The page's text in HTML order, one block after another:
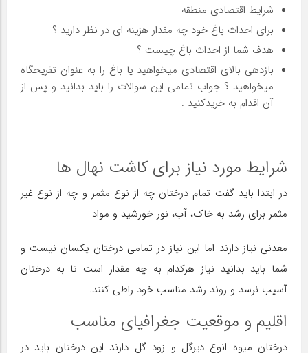
شرایط اقتصادی منطقه
برای احداث باغ خود چه مقدار هزینه ای در نظر دارید ؟
هدف شما از احداث باغ چیست ؟
بازدهی بالای اقتصادی میخواهید یا باغ را به عنوان تفریحگاه
میخواهید ؟ جواب تمامی این سوالات را باید بدانید و پس از
آن اقدام به خریدکنید .
شرایط مورد نیاز برای کاشت نهال ها
در ابتدا باید گفت تمام درختان چه از نوع مثمر و چه از نوع غیر
مثمر برای رشد به خاک، آب، نور خورشید و مواد
معدنی نیاز دارند اما این نیاز در تمامی درختان یکسان نیست و
شما باید بدانید نیاز هرکدام به چه مقدار است تا به درختان
آسیب نرسد و روند رشد مناسب خود راطی کنند.
اقلیم و موقعیت جغرافیای مناسب
درختان میوه انوع دیرگل و زود گل دارند این درختان باید در